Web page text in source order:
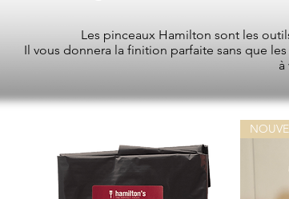
Les pinceaux Hamilton sont les
Il vous donnera la finition parfaite sans que
à